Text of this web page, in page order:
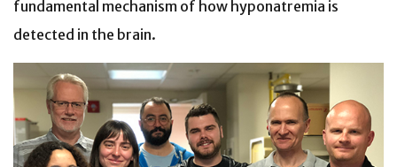
fundamental mechanism of how hyponatremia is
detected in the brain.